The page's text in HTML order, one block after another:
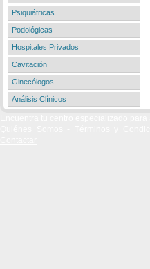
Psiquiátricas
Podológicas
Hospitales Privados
Cavitación
Ginecólogos
Análisis Clínicos